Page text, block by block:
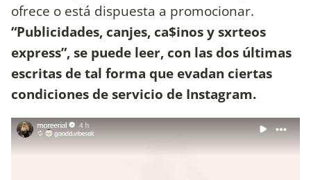
ofrece o está dispuesta a promocionar.
“Publicidades, canjes, ca$inos y sxrteos
express”, se puede leer, con las dos últimas
escritas de tal forma que evadan ciertas
condiciones de servicio de Instagram.